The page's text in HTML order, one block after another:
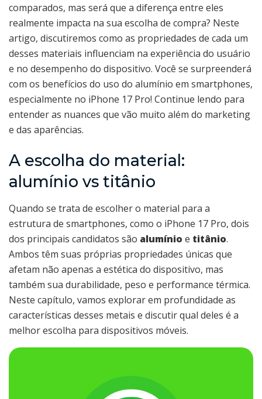
comparados, mas será que a diferença entre eles
realmente impacta na sua escolha de compra? Neste
artigo, discutiremos como as propriedades de cada um
desses materiais influenciam na experiência do usuário
e no desempenho do dispositivo. Você se surpreenderá
com os benefícios do uso do alumínio em smartphones,
especialmente no iPhone 17 Pro! Continue lendo para
entender as nuances que vão muito além do marketing
e das aparências.
A escolha do material:
alumínio vs titânio
Quando se trata de escolher o material para a
estrutura de smartphones, como o iPhone 17 Pro, dois
dos principais candidatos são alumínio e titânio.
Ambos têm suas próprias propriedades únicas que
afetam não apenas a estética do dispositivo, mas
também sua durabilidade, peso e performance térmica.
Neste capítulo, vamos explorar em profundidade as
características desses metais e discutir qual deles é a
melhor escolha para dispositivos móveis.